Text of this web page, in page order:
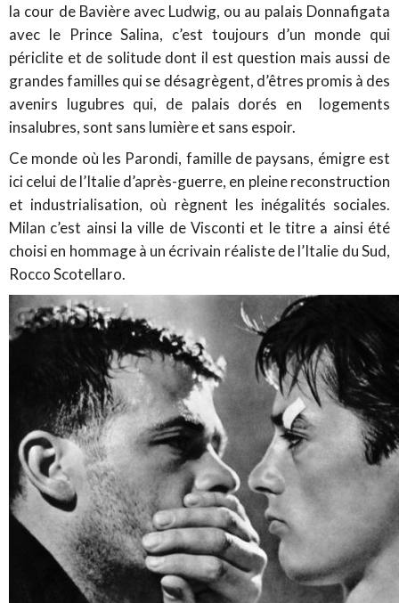
la cour de Bavière avec Ludwig, ou au palais Donnafigata
avec le Prince Salina, c’est toujours d’un monde qui
périclite et de solitude dont il est question mais aussi de
grandes familles qui se désagrègent, d’êtres promis à des
avenirs lugubres qui, de palais dorés en logements
insalubres, sont sans lumière et sans espoir.
Ce monde où les Parondi, famille de paysans, émigre est
ici celui de l’Italie d’après-guerre, en pleine reconstruction
et industrialisation, où règnent les inégalités sociales.
Milan c’est ainsi la ville de Visconti et le titre a ainsi été
choisi en hommage à un écrivain réaliste de l’Italie du Sud,
Rocco Scotellaro.